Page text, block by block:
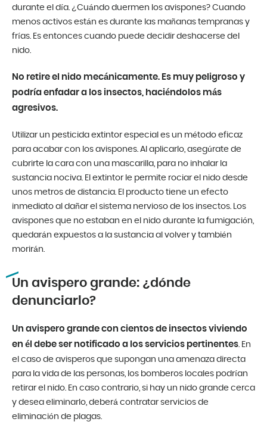
durante el día. ¿Cuándo duermen los avispones? Cuando
menos activos están es durante las mañanas tempranas y
frías. Es entonces cuando puede decidir deshacerse del
nido.
No retire el nido mecánicamente. Es muy peligroso y
podría enfadar a los insectos, haciéndolos más
agresivos.
Utilizar un pesticida extintor especial es un método eficaz
para acabar con los avispones. Al aplicarlo, asegúrate de
cubrirte la cara con una mascarilla, para no inhalar la
sustancia nociva. El extintor le permite rociar el nido desde
unos metros de distancia. El producto tiene un efecto
inmediato al dañar el sistema nervioso de los insectos. Los
avispones que no estaban en el nido durante la fumigación,
quedarán expuestos a la sustancia al volver y también
morirán.
Un avispero grande: ¿dónde
denunciarlo?
Un avispero grande con cientos de insectos viviendo
en él debe ser notificado a los servicios pertinentes. En
el caso de avisperos que supongan una amenaza directa
para la vida de las personas, los bomberos locales podrían
retirar el nido. En caso contrario, si hay un nido grande cerca
y desea eliminarlo, deberá contratar servicios de
eliminación de plagas.